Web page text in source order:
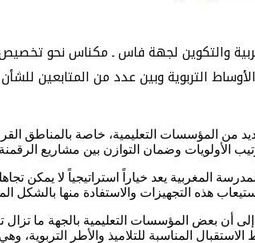
والتكوين لجهة فاس ـ مكناس نحو
التربوية وبين عدد من المتابعين
من المؤسسات التعليمية، خاصة بالمناطق
الأولويات وضمان التوازن بين مشاريع
المغربية يعد خياراً استراتيجياً لا يمكن
هذه التجهيزات والاستفادة منها بالشكل
أن بعض المؤسسات التعليمية بالجهة ما
المناسبة للتلاميذ والأطر